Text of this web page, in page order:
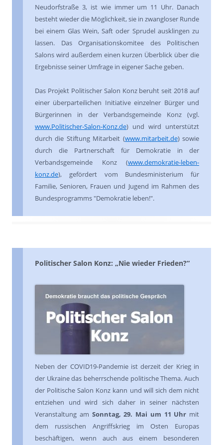
Neudorfstraße 3, ist wie immer um 11 Uhr. Danach
besteht wieder die Möglichkeit, sie in zwangloser Runde
bei einem Glas Wein, Saft oder Sprudel ausklingen zu
lassen. Das Organisationskomitee des Politischen
Salons wird außerdem einen kurzen Überblick über die
Ergebnisse seiner Umfrage in eigener Sache geben.
Das Projekt Politischer Salon Konz beruht seit 2018 auf
einer überparteilichen Initiative einzelner Bürger und
Bürgerinnen in der Verbandsgemeinde Konz (vgl.
www.Politischer-Salon-Konz.de) und wird unterstützt
durch die Stiftung Mitarbeit (www.mitarbeit.de) sowie
durch die Partnerschaft für Demokratie in der
Verbandsgemeinde Konz (www.demokratie-leben-
konz.de), gefördert vom Bundesministerium für
Familie, Senioren, Frauen und Jugend im Rahmen des
Bundesprogramms "Demokratie leben!".
Politischer Salon Konz: „Nie wieder Frieden?“
Neben der COVID19-Pandemie ist derzeit der Krieg in
der Ukraine das beherrschende politische Thema. Auch
der Politische Salon Konz kann und will sich dem nicht
entziehen und wird sich daher in seiner nächsten
Veranstaltung am Sonntag, 29. Mai um 11 Uhr mit
dem russischen Angriffskrieg im Osten Europas
beschäftigen, wenn auch aus einem besonderen